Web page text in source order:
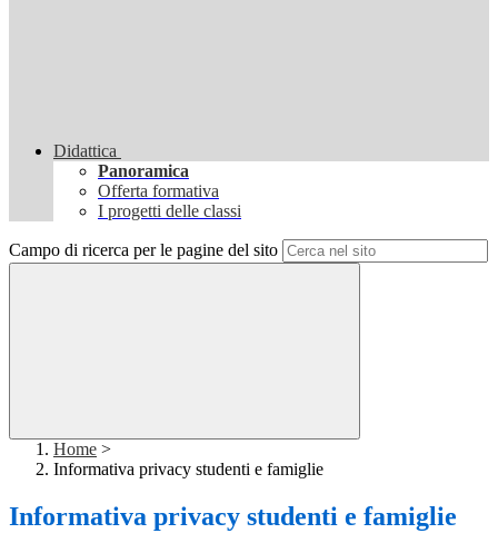
Didattica
Panoramica
Offerta formativa
I progetti delle classi
Campo di ricerca per le pagine del sito
Home >
Informativa privacy studenti e famiglie
Informativa privacy studenti e famiglie